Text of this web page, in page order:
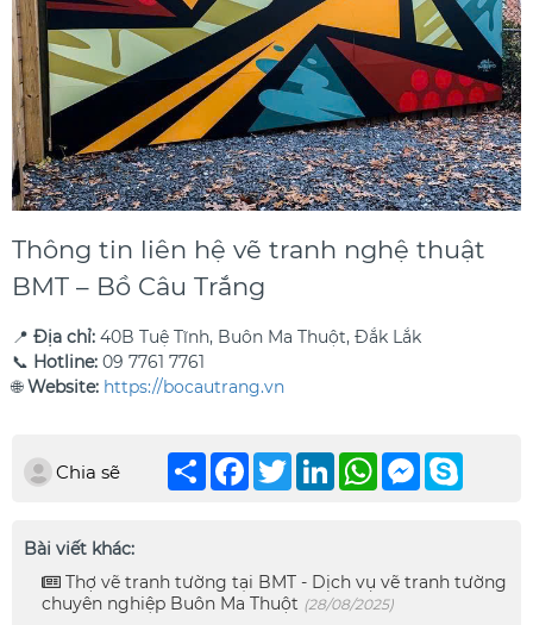
Thông tin liên hệ vẽ tranh nghệ thuật
BMT – Bồ Câu Trắng
📍 Địa chỉ: 40B Tuệ Tĩnh, Buôn Ma Thuột, Đắk Lắk
📞 Hotline: 09 7761 7761
🌐Website: https://bocautrang.vn
Chia sẽ
Chia
sẻ
Facebook
TwitterLinkedInWhatsApp
Messenger
Skype
Bài viết khác:
Thợ vẽ tranh tường tại BMT - Dịch vụ vẽ tranh tường
chuyên nghiệp Buôn Ma Thuột (28/08/2025)